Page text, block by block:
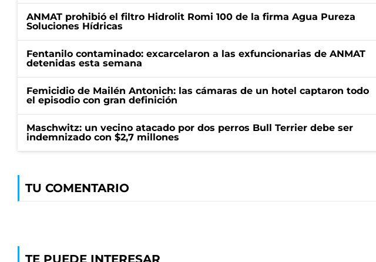
ANMAT prohibió el filtro Hidrolit Romi 100 de la firma Agua Pureza
Soluciones Hídricas
Fentanilo contaminado: excarcelaron a las exfuncionarias de ANMAT
detenidas esta semana
Femicidio de Mailén Antonich: las cámaras de un hotel captaron todo
el episodio con gran definición
Maschwitz: un vecino atacado por dos perros Bull Terrier debe ser
indemnizado con $2,7 millones
TU COMENTARIO
TE PUEDE INTERESAR